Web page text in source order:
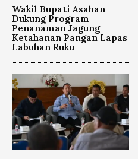
Wakil Bupati Asahan
Dukung Program
Penanaman Jagung
Ketahanan Pangan Lapas
Labuhan Ruku